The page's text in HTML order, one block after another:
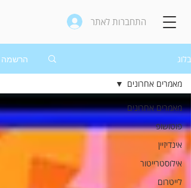
התחברות לאתר
בלוג הרשמה
מאמרים אחרונים
פוטושופ
אינדיזיין
אילוסטרייטור
לייטרום
מאמרים אחרונים